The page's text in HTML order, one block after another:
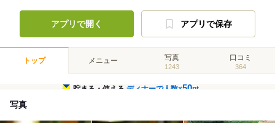
アプリで開く アプリで保存
トップ メニュー 写真
1243
口コミ
364
貯まる・使えるディナーで人数×50pt
写真